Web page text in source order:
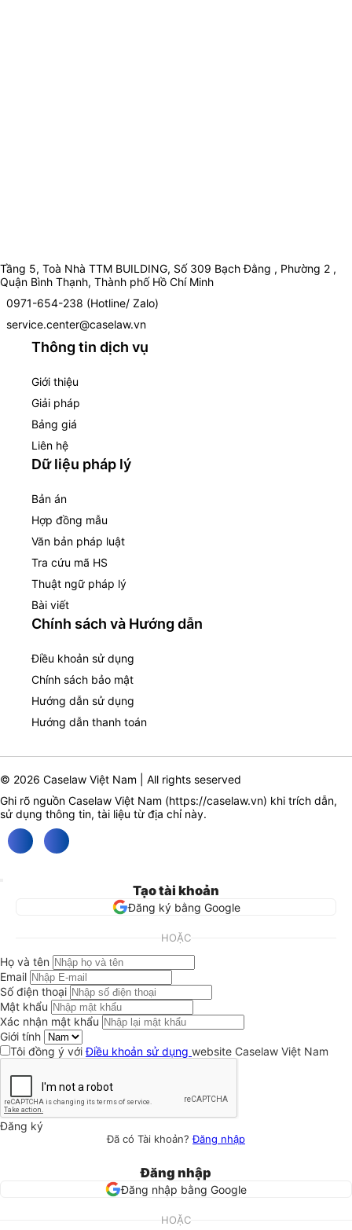
Tầng 5, Toà Nhà TTM BUILDING, Số 309 Bạch Đằng , Phường 2 ,
Quận Bình Thạnh, Thành phố Hồ Chí Minh
0971-654-238 (Hotline/ Zalo)
service.center@caselaw.vn
Thông tin dịch vụ
Giới thiệu
Giải pháp
Bảng giá
Liên hệ
Dữ liệu pháp lý
Bản án
Hợp đồng mẫu
Văn bản pháp luật
Tra cứu mã HS
Thuật ngữ pháp lý
Bài viết
Chính sách và Hướng dẫn
Điều khoản sử dụng
Chính sách bảo mật
Hướng dẫn sử dụng
Hướng dẫn thanh toán
© 2026 Caselaw Việt Nam | All rights seserved
Ghi rõ nguồn Caselaw Việt Nam (https://caselaw.vn) khi trích dẫn,
sử dụng thông tin, tài liệu từ địa chỉ này.
Tạo tài khoản
Đăng ký bằng Google
HOẶC
Họ và tên
Email
Số điện thoại
Mật khẩu
Xác nhận mật khẩu
Giới tính
Tôi đồng ý vớiĐiều khoản sử dụng website Caselaw Việt Nam
Đăng ký
Đã có Tài khoản?Đăng nhập
Đăng nhập
Đăng nhập bằng Google
HOẶC